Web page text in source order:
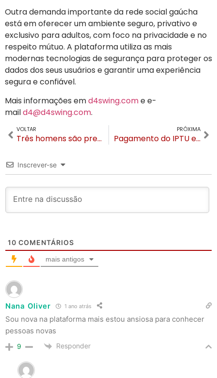
Outra demanda importante da rede social gaúcha
está em oferecer um ambiente seguro, privativo e
exclusivo para adultos, com foco na privacidade e no
respeito mútuo. A plataforma utiliza as mais
modernas tecnologias de segurança para proteger os
dados dos seus usuários e garantir uma experiência
segura e confiável.
Mais informações emd4swing.come e-
maild4@d4swing.com.
VOLTAR
Três homens são presos por tentativa de homicídio em Canela
PRÓXIMA
Pagamento do IPTU em Canela tem 7% de desconto até o dia 31 de janeiro
Inscrever-se
10 COMENTÁRIOS
mais antigos
Nana Oliver 1 ano atrás
Sou nova na plataforma mais estou ansiosa para conhecer
pessoas novas
9 Responder